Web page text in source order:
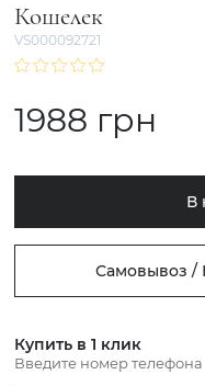
Кошелек
VS000092721
1988 грн
В
Самовывоз /
Купить в 1 клик
Введите номер телефона